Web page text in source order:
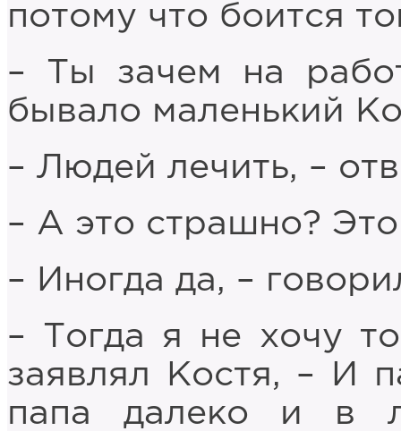
потому что боится
– Ты зачем на
бывало маленький
– Людей лечить, –
– А это страшно?
– Иногда да, –
– Тогда я не хочу
заявлял Костя, – И
папа далеко и в